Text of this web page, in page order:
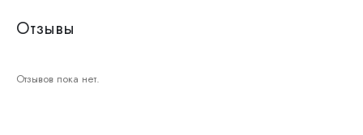
Отзывы
Отзывов пока нет.